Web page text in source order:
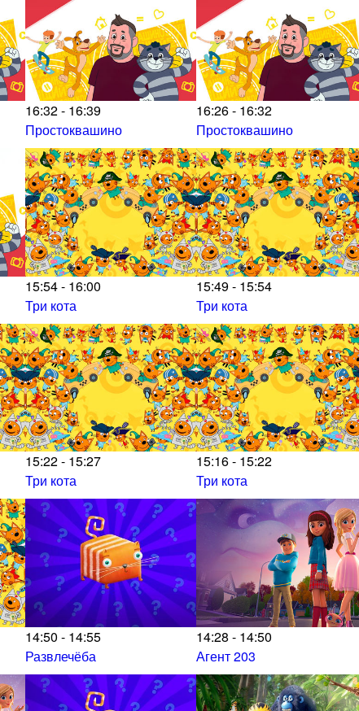
16:32 - 16:39
Простоквашино
16:26 - 16:32
Простоквашино
15:54 - 16:00
Три кота
15:49 - 15:54
Три кота
15:22 - 15:27
Три кота
15:16 - 15:22
Три кота
14:50 - 14:55
Развлечёба
14:28 - 14:50
Агент 203